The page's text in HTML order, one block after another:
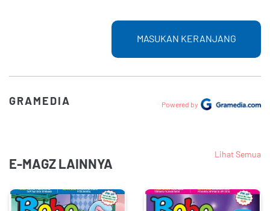
MASUKAN KERANJANG
GRAMEDIA Powered by
E-MAGZ LAINNYA
Lihat Semua